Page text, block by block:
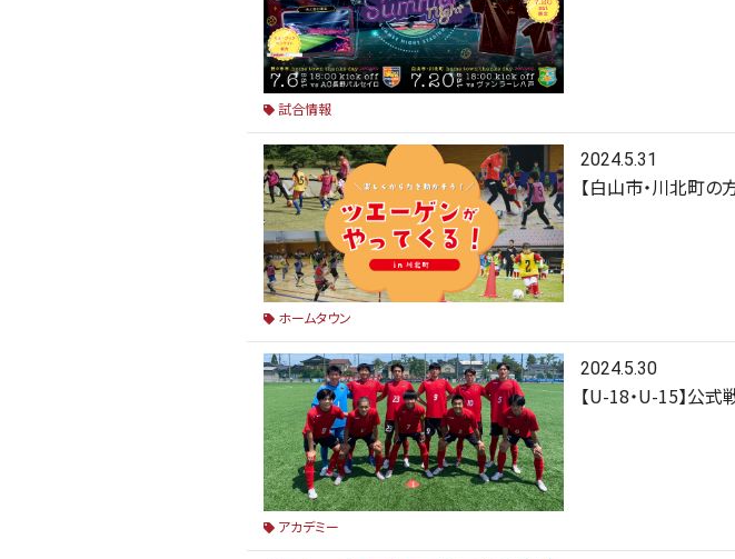
試合情報
2024.5.31
【白山市・川北町の
ホームタウン
2024.5.30
【U-18・U-15】公
アカデミー